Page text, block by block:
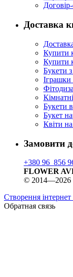
Доставка
Купити
Купити
Букети
Іграшки
Букети
Букет
Квіти
Замовити
+380 96 856
FLOWER
© 2014—2026
Створення
Обратная связь